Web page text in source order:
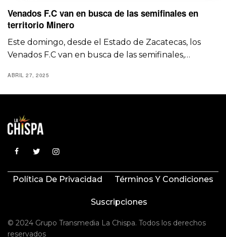
Venados F.C van en busca de las semifinales en
territorio Minero
Este domingo, desde el Estado de Zacatecas, los
Venados F.C van en busca de las semifinales,…
ABRIL 27, 2025
Política De Privacidad Términos Y Condiciones
Suscripciones
© 2024 Grupo Transmedia La Chispa. Todos los derechos
reservados